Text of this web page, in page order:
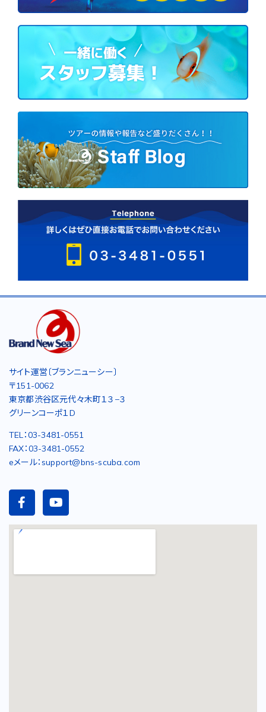
サイト運営〔ブランニューシー〕
〒151-0062
東京都渋谷区元代々木町１３−３
グリーンコーポ１D
TEL：03-3481-0551
FAX：03-3481-0552
eメール：support@bns-scuba.com